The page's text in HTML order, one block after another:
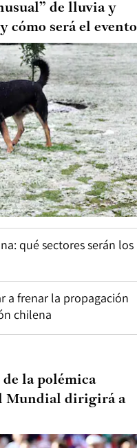
de lluvia y
cómo será el evento
qué sectores serán los
a frenar la propagación
chilena
la polémica
Mundial dirigirá a